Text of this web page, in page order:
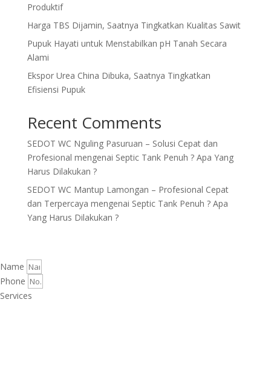
Produktif
Harga TBS Dijamin, Saatnya Tingkatkan Kualitas Sawit
Pupuk Hayati untuk Menstabilkan pH Tanah Secara
Alami
Ekspor Urea China Dibuka, Saatnya Tingkatkan
Efisiensi Pupuk
Recent Comments
SEDOT WC Nguling Pasuruan – Solusi Cepat dan
Profesional mengenai Septic Tank Penuh ? Apa Yang
Harus Dilakukan ?
SEDOT WC Mantup Lamongan – Profesional Cepat
dan Terpercaya mengenai Septic Tank Penuh ? Apa
Yang Harus Dilakukan ?
Name
Phone
Services